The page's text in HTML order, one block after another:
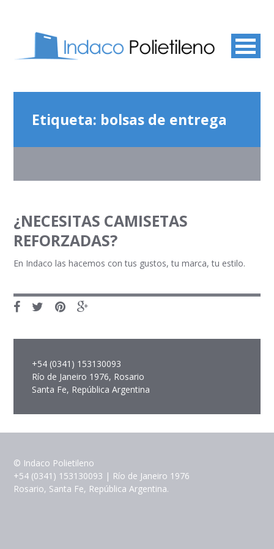
Etiqueta: bolsas de entrega
¿NECESITAS CAMISETAS
REFORZADAS?
En Indaco las hacemos con tus gustos, tu marca, tu estilo.
+54 (0341) 153130093
Río de Janeiro 1976, Rosario
Santa Fe, República Argentina
© Indaco Polietileno
+54 (0341) 153130093 | Río de Janeiro 1976
Rosario, Santa Fe, República Argentina.